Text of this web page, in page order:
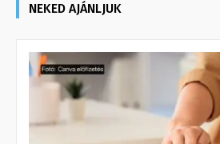
NEKED AJÁNLJUK